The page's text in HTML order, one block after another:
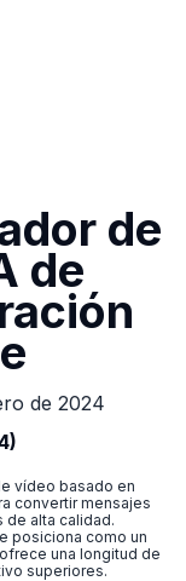
de
de
de 2024
vídeo basado en
convertir mensajes
alta calidad.
posiciona como un
una longitud de
superiores.